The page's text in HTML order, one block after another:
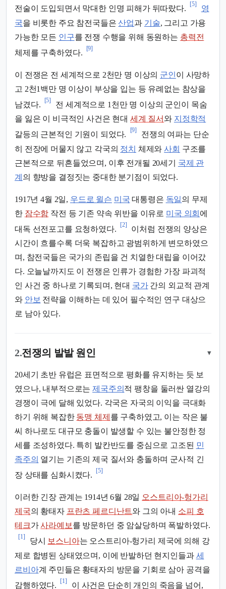
전술이 도입되면서 막대한 인명 피해가 뒤따랐다.
[5]
영
국을 비롯한 주요 참전국들은산업과 기술, 그리고 가용
가능한 모든 인구를 전쟁 수행을 위해 동원하는 총력전
체제를 구축하였다.
[9]
이 전쟁은 전 세계적으로 2천만 명 이상의 군인이 사망하
고 2천1백만 명 이상이 부상을 입는 등 유례없는 참상을
남겼다.
[5]
전 세계적으로 1천만 명 이상의 군인이 목숨
을 잃은 이 비극적인 사건은 현대 세계 질서 와 지정학적
갈등의 근본적인 기원이 되었다.
[9]
전쟁의 여파는 단순
히 전장에 머물지 않고 각국의 정치 체제와사회 구조를
근본적으로 뒤흔들었으며, 이후 전개될 20세기 국제 관
계 의 향방을 결정짓는 중대한 분기점이 되었다.
1917년 4월 2일, 우드로 윌슨 미국 대통령은 독일의 무제
한 잠수함 작전 등 기존 약속 위반을 이유로 미국 의회 에
대독 선전포고를 요청하였다.
[2]
이처럼 전쟁의 양상은
시간이 흐를수록 더욱 복잡하고 광범위하게 변모하였으
며, 참전국들은 국가의 존립을 건 치열한 대립을 이어갔
다. 오늘날까지도 이 전쟁은 인류가 경험한 가장 파괴적
인 사건 중 하나로 기록되며, 현대 국가간의 외교적 관계
와 안보 전략을 이해하는 데 있어 필수적인 연구 대상으
로 남아 있다.
2.전쟁의 발발 원인 ▾
20세기 초반 유럽은 표면적으로 평화를 유지하는 듯 보
였으나, 내부적으로는제국주의 적 팽창을 둘러싼 열강의
경쟁이 극에 달해 있었다. 각국은 자국의 이익을 극대화
하기 위해 복잡한 동맹 체제 를 구축하였고, 이는 작은 불
씨 하나로도 대규모 충돌이 발생할 수 있는 불안정한 정
세를 조성하였다. 특히 발칸반도를 중심으로 고조된 민
족주의 열기는 기존의 제국 질서와 충돌하며 군사적 긴
장 상태를 심화시켰다.
[5]
이러한 긴장 관계는 1914년 6월 28일 오스트리아-헝가리
제국의 황태자 프란츠 페르디난트와 그의 아내 소피 호
테크가사라예보를 방문하던 중 암살당하며 폭발하였다.
[1]
당시 보스니아는 오스트리아-헝가리 제국에 의해 강
제로 합병된 상태였으며, 이에 반발하던 현지인들과 세
르비아계 주민들은 황태자의 방문을 기회로 삼아 공격을
감행하였다.
[1]
이 사건은 단순히 개인의 죽음을 넘어,